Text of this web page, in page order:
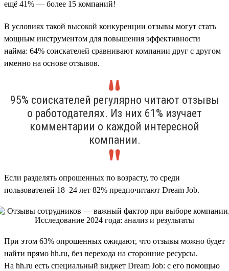
ещё 41% — более 15 компаний!
В условиях такой высокой конкуренции отзывы могут стать
мощным инструментом для повышения эффективности
найма: 64% соискателей сравнивают компании друг с другом
именно на основе отзывов.
95% соискателей регулярно читают отзывы
о работодателях. Из них 61% изучает
комментарии о каждой интересной
компании.
Если разделять опрошенных по возрасту, то среди
пользователей 18–24 лет 82% предпочитают Dream Job.
При этом 63% опрошенных ожидают, что отзывы можно будет
найти прямо hh.ru, без перехода на сторонние ресурсы.
На hh.ru есть специальный виджет Dream Job: с его помощью